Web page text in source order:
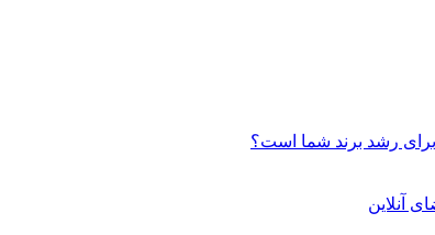
برای رشد برند شما است؟
آنلاین